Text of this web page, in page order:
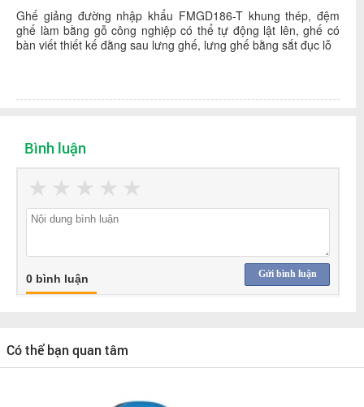
Ghế giảng đường nhập khẩu FMGD186-T khung thép, đệm
ghế làm bằng gỗ công nghiệp có thể tự động lật lên, ghế có
bàn viết thiết kế đằng sau lưng ghế, lưng ghế bằng sắt đục lỗ
Bình luận
★
★
★
★
★
Gửi bình luận
0 bình luận
Có thể bạn quan tâm